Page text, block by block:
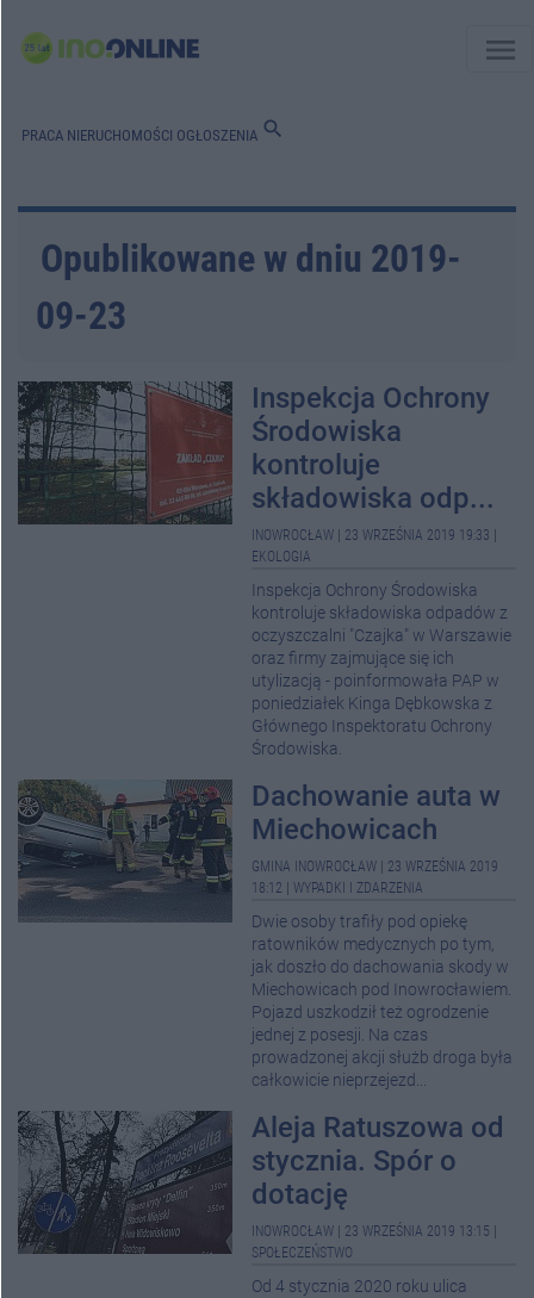
menu
PRACA NIERUCHOMOŚCI OGŁOSZENIA search
Opublikowane w dniu 2019-
09-23
Inspekcja Ochrony
Środowiska
kontroluje
składowiska odp...
INOWROCŁAW 23 WRZEŚNIA 2019 19:33
EKOLOGIA
Inspekcja Ochrony Środowiska
kontroluje składowiska odpadów z
oczyszczalni "Czajka" w Warszawie
oraz firmy zajmujące się ich
utylizacją - poinformowała PAP w
poniedziałek Kinga Dębkowska z
Głównego Inspektoratu Ochrony
Środowiska.
Dachowanie auta w
Miechowicach
GMINA INOWROCŁAW
23 WRZEŚNIA 2019
18:12
WYPADKI I ZDARZENIA
Dwie osoby trafiły pod opiekę
ratowników medycznych po tym,
jak doszło do dachowania skody w
Miechowicach pod Inowrocławiem.
Pojazd uszkodził też ogrodzenie
jednej z posesji. Na czas
prowadzonej akcji służb droga była
całkowicie nieprzejezd...
Aleja Ratuszowa od
stycznia. Spór o
dotację
INOWROCŁAW 23 WRZEŚNIA 2019 13:15
SPOŁECZEŃSTWO
Od 4 stycznia 2020 roku ulica